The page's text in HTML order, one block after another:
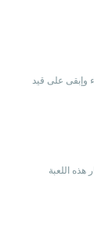
وإبقى على قيد
هذه اللعبة